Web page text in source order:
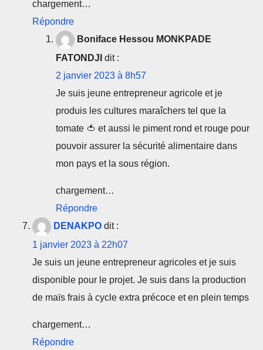
chargement…
Répondre
Boniface Hessou MONKPADE
FATONDJI dit :
2 janvier 2023 à 8h57
Je suis jeune entrepreneur agricole et je
produis les cultures maraîchers tel que la
tomate 🍅 et aussi le piment rond et rouge pour
pouvoir assurer la sécurité alimentaire dans
mon pays et la sous région.
chargement…
Répondre
DENAKPO dit :
1 janvier 2023 à 22h07
Je suis un jeune entrepreneur agricoles et je suis
disponible pour le projet. Je suis dans la production
de maïs frais à cycle extra précoce et en plein temps
chargement…
Répondre